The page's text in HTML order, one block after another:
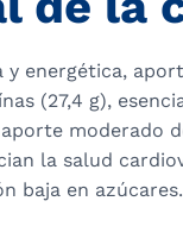
energética,
(27,4 g),
moderado
la salud
baja en azúcares.